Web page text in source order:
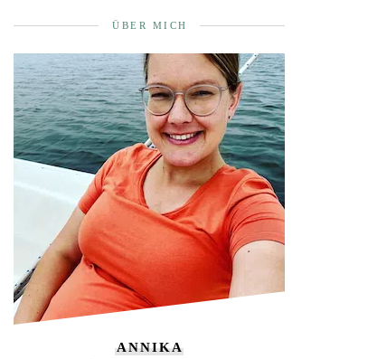
ÜBER MICH
ANNIKA